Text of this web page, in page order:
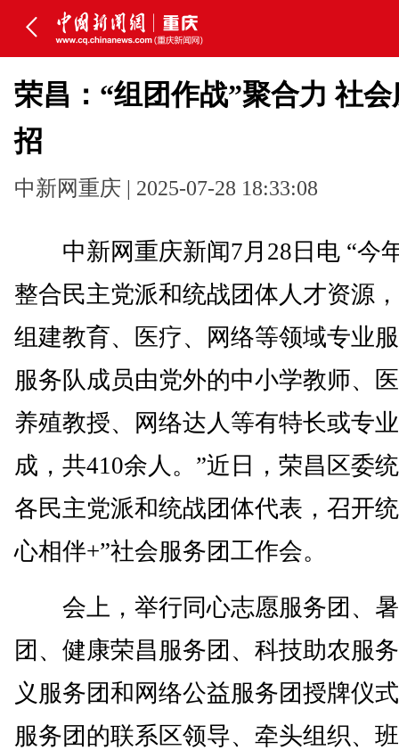
荣昌：“组团作战”聚合力 社
招
中新网重庆 | 2025-07-28 18:33:08
中新网重庆新闻7月28日电 “今
整合民主党派和统战团体人才资源
组建教育、医疗、网络等领域专业
服务队成员由党外的中小学教师、
养殖教授、网络达人等有特长或专
成，共410余人。”近日，荣昌区委
各民主党派和统战团体代表，召开
心相伴+”社会服务团工作会。
会上，举行同心志愿服务团、暑
团、健康荣昌服务团、科技助农服
义服务团和网络公益服务团授牌仪
服务团的联系区领导、牵头组织、